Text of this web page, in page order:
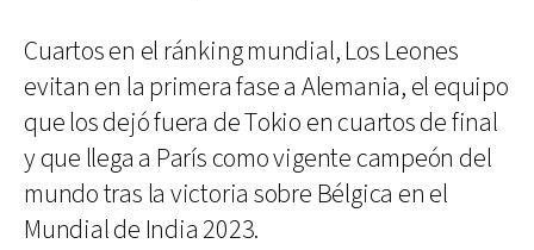
Cuartos en el ránking mundial, Los Leones
evitan en la primera fase a Alemania, el equipo
que los dejó fuera de Tokio en cuartos de final
y que llega a París como vigente campeón del
mundo tras la victoria sobre Bélgica en el
Mundial de India 2023.